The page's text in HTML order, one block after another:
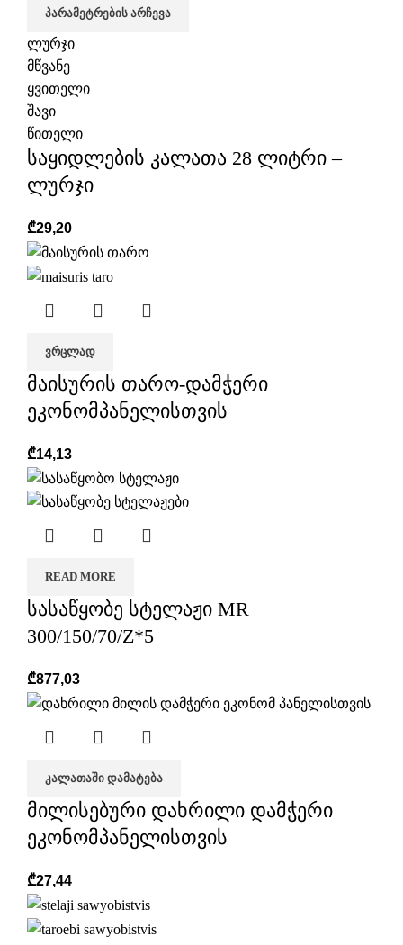
ᲞᲐᲠᲐᲛᲔᲢᲠᲔᲑᲘᲡ ᲐᲠᲩᲔᲕᲐ
ლურჯი
მწვანე
ყვითელი
შავი
წითელი
საყიდლების კალათა 28 ლიტრი –
ლურჯი
₾29,20
ᲕᲠᲪᲚᲐᲓ
მაისურის თარო-დამჭერი
ეკონომპანელისთვის
₾14,13
READ MORE
სასაწყობე სტელაჟი MR
300/150/70/Z*5
₾877,03
ᲙᲐᲚᲐᲗᲐᲨᲘ ᲓᲐᲛᲐᲢᲔᲑᲐ
მილისებური დახრილი დამჭერი
ეკონომპანელისთვის
₾27,44